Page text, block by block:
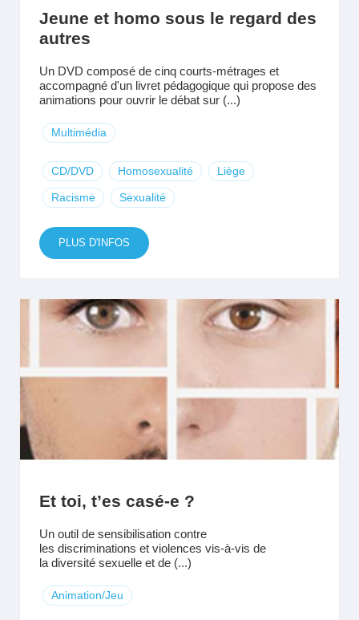
Jeune et homo sous le regard des
autres
Un DVD composé de cinq courts-métrages et
accompagné d'un livret pédagogique qui propose des
animations pour ouvrir le débat sur (...)
Multimédia
CD/DVD Homosexualité Liège
Racisme Sexualité
PLUS D'INFOS
Et toi, t’es casé-e ?
Un outil de sensibilisation contre
les discriminations et violences vis-à-vis de
la diversité sexuelle et de (...)
Animation/Jeu